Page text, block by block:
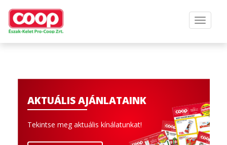
AKTUÁLIS AJÁNLATAINK
Tekintse meg aktuális kínálatunkat!